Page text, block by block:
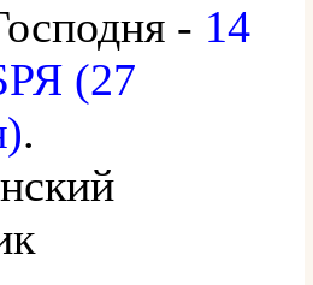
- 14
(27
.